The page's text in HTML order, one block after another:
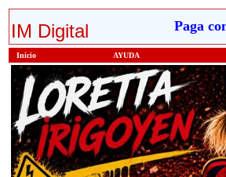
IM Digital Paga
Inicio AYUDA